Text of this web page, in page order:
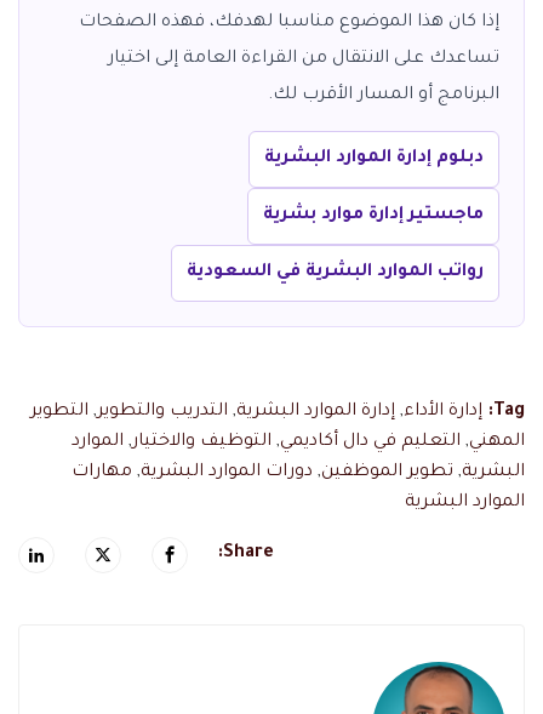
إذا كان هذا الموضوع مناسبا لهدفك، فهذه الصفحات
تساعدك على الانتقال من القراءة العامة إلى اختيار
البرنامج أو المسار الأقرب لك.
دبلوم إدارة الموارد البشرية
ماجستير إدارة موارد بشرية
رواتب الموارد البشرية في السعودية
Tag: إدارة الأداء, إدارة الموارد البشرية, التدريب والتطوير, التطوير
المهني, التعليم في دال أكاديمي, التوظيف والاختيار, الموارد
البشرية, تطوير الموظفين, دورات الموارد البشرية, مهارات
الموارد البشرية
Share: